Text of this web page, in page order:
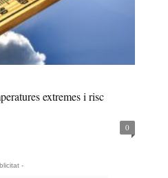
extremes i risc
0
-